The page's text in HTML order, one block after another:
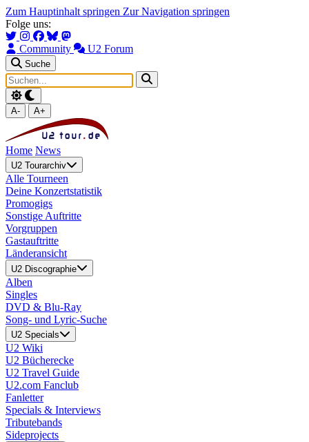
Zum Hauptinhalt springen Zur Navigation springen
Folge uns:
Community U2 Forum
Suche
A- A+
Home News
U2 Tourarchiv
Alle Tourneen
Deine Konzertstatistik
Promogigs
Sonstige Auftritte
Vorgruppen
Gastauftritte
Länderansicht
U2 Discographie
Alben
Singles
DVD & Blu-Ray
Song- und Lyric-Suche
U2 Specials
U2 Wiki
U2 Bücherecke
U2 Travel Guide
U2.com Fanclub
Fanletter
Specials & Interviews
Tributebands
Sideprojects